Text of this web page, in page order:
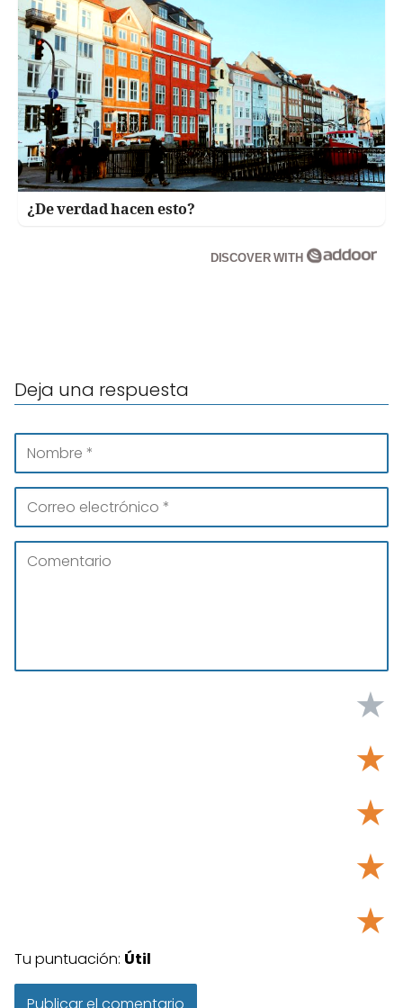
¿De verdad hacen esto?
DISCOVER WITH
Deja una respuesta
★
★
★
★
★
Tu puntuación: Útil